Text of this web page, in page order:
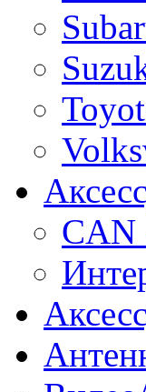
CAN